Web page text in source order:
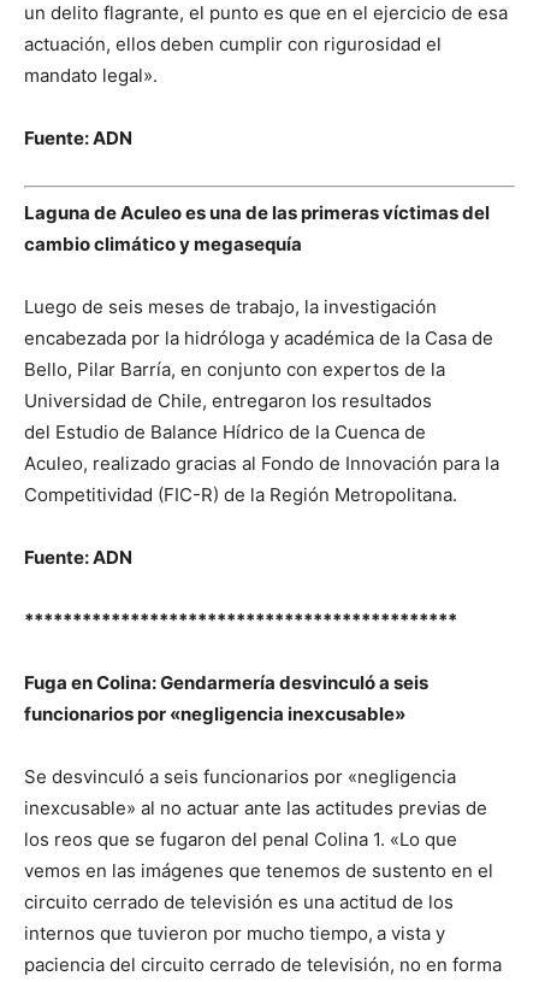
un delito flagrante, el punto es que en el ejercicio de esa
actuación, ellos deben cumplir con rigurosidad el
mandato legal».
Fuente: ADN
Laguna de Aculeo es una de las primeras víctimas del
cambio climático y megasequía
Luego de seis meses de trabajo, la investigación
encabezada por la hidróloga y académica de la Casa de
Bello, Pilar Barría, en conjunto con expertos de la
Universidad de Chile, entregaron los resultados
del Estudio de Balance Hídrico de la Cuenca de
Aculeo, realizado gracias al Fondo de Innovación para la
Competitividad (FIC-R) de la Región Metropolitana.
Fuente: ADN
*********************************************
Fuga en Colina: Gendarmería desvinculó a seis
funcionarios por «negligencia inexcusable»
Se desvinculó a seis funcionarios por «negligencia
inexcusable» al no actuar ante las actitudes previas de
los reos que se fugaron del penal Colina 1. «Lo que
vemos en las imágenes que tenemos de sustento en el
circuito cerrado de televisión es una actitud de los
internos que tuvieron por mucho tiempo, a vista y
paciencia del circuito cerrado de televisión, no en forma